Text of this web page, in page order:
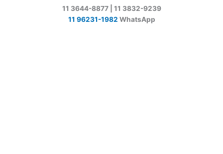
11 3644-8877 | 11 3832-9239
11 96231-1982 WhatsApp